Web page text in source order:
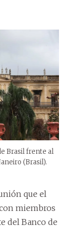
Brasil frente al
(Brasil).
que el
miembros
del Banco de